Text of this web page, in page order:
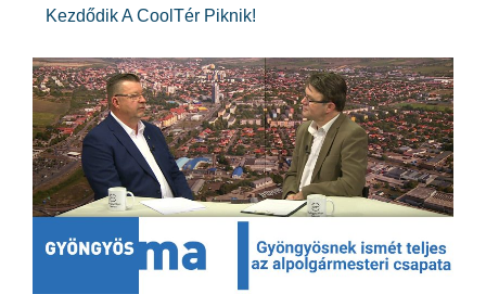
Kezdődik A CoolTér Piknik!